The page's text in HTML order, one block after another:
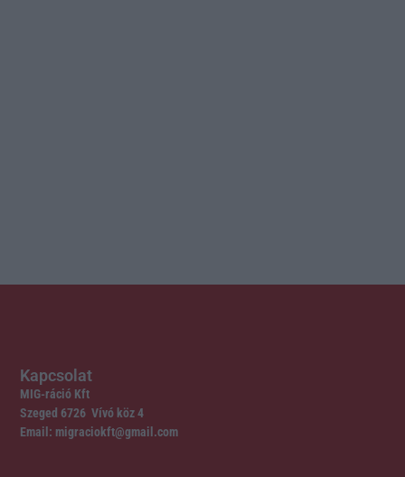
Kapcsolat
MIG-ráció Kft
Szeged 6726 Vívó köz 4
Email: migraciokft@gmail.com